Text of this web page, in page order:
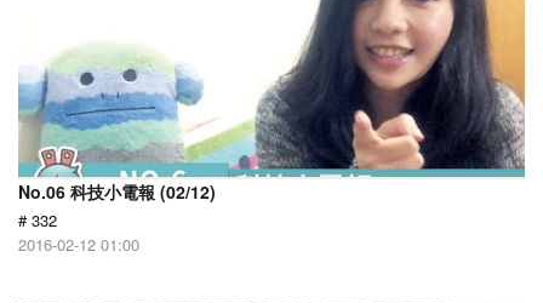
No.06 科技小電報 (02/12)
# 332
2016-02-12 01:00